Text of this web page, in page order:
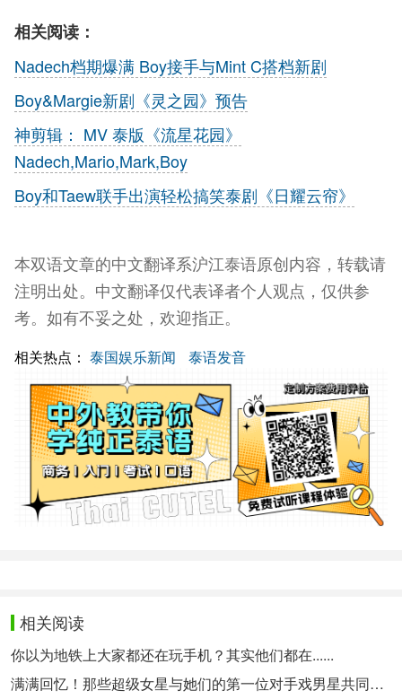
相关阅读：
Nadech档期爆满 Boy接手与Mint C搭档新剧
Boy&Margie新剧《灵之园》预告
神剪辑： MV 泰版《流星花园》
Nadech,Mario,Mark,Boy
Boy和Taew联手出演轻松搞笑泰剧《日耀云帘》
本双语文章的中文翻译系沪江泰语原创内容，转载请
注明出处。中文翻译仅代表译者个人观点，仅供参
考。如有不妥之处，欢迎指正。
相关热点： 泰国娱乐新闻 泰语发音
相关阅读
你以为地铁上大家都还在玩手机？其实他们都在......
满满回忆！那些超级女星与她们的第一位对手戏男星共同演绎的经典！